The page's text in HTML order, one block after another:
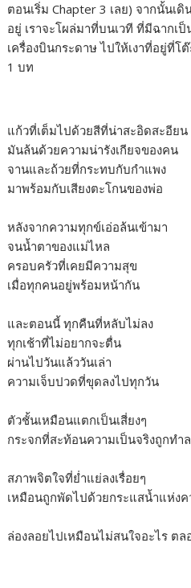
ตอนเริ่ม Chapter 3 เลย) จากนั้นเ
อยู่ เราจะโผล่มาที่บนเวที ที่มีฉากเป็
เครื่องบินกระดาษ ไปให้เงาที่อยู่ที่โ
1 บท
แก้วที่เต็มไปด้วยสีที่น่าสะอิดสะอียน
มันล้นด้วยความน่ารังเกียจของคน
จานและถ้วยที่กระทบกับกำแพง
มาพร้อมกับเสียงตะโกนของพ่อ
หลังจากความทุกข์เอ่อล้นเข้ามา
จนน้ำตาของแม่ไหล
ครอบครัวที่เคยมีความสุข
เมื่อทุกคนอยู่พร้อมหน้ากัน
และตอนนี้ ทุกคืนที่หลับไม่ลง
ทุกเช้าที่ไม่อยากจะตื่น
ผ่านไปวันแล้ววันเล่า
ความเจ็บปวดที่ขุดลงไปทุกวัน
ตัวชั้นเหมือนแตกเป็นเสี่ยงๆ
กระจกที่สะท้อนความเป็นจริงถูกทำ
สภาพจิตใจที่ย่ำแย่ลงเรื่อยๆ
เหมือนถูกพัดไปด้วยกระแสน้ำแห่ง
ล่องลอยไปเหมือนไม่สนใจอะไร ต